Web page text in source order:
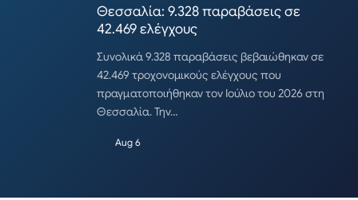
Θεσσαλία: 9.328 παραβάσεις σε
42.469 ελέγχους
Συνολικά 9.328 παραβάσεις βεβαιώθηκαν σε
42.469 τροχονομικούς ελέγχους που
πραγματοποιήθηκαν τον Ιούλιο του 2026 στη
Θεσσαλία. Την…
Aug 6